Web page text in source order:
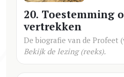
20. Toestemming
vertrekken
De biografie van de Profeet
Bekijk de lezing (reeks).